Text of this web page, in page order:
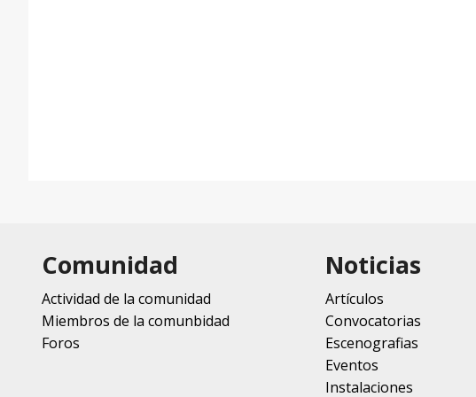
Comunidad
Actividad de la comunidad
Miembros de la comunbidad
Foros
Noticias
Artículos
Convocatorias
Escenografias
Eventos
Instalaciones